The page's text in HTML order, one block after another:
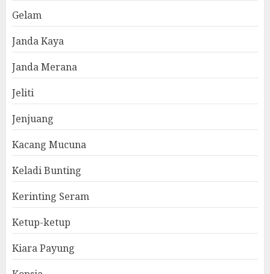
Gelam
Janda Kaya
Janda Merana
Jeliti
Jenjuang
Kacang Mucuna
Keladi Bunting
Kerinting Seram
Ketup-ketup
Kiara Payung